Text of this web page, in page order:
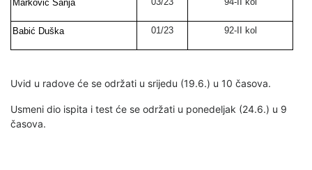
Marković Sanja
Babić Duška 01/23 92-II kol
Uvid u radove će se održati u srijedu (19.6.) u 10 časova.
Usmeni dio ispita i test će se održati u ponedeljak (24.6.) u 9
časova.